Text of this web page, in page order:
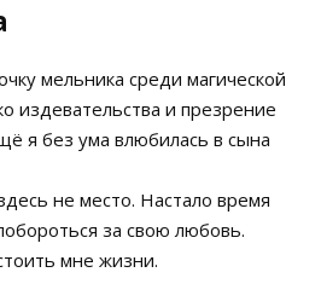
мельника среди магической
издевательства и презрение
я без ума влюбилась в сына
не место. Настало время
за свою любовь.
мне жизни.